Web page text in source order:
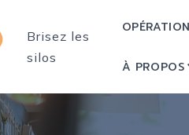
Brisez les
silos
À PROPOS